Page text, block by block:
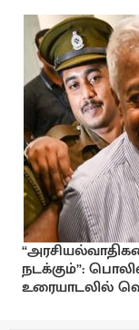
நடக்கும்”:
உரையாடலில்